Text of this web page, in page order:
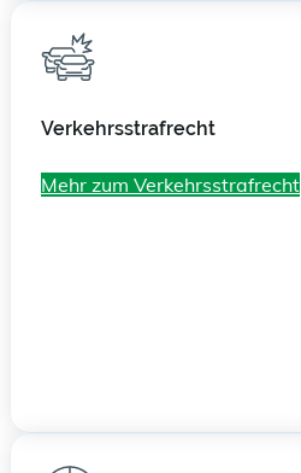
Verkehrs­strafrecht
Mehr zum Verkehrs­strafrecht